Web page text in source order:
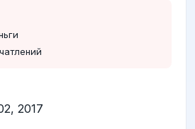
2017